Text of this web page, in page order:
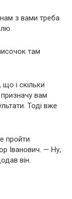
нам з вами треба
там
і скільки
вам
Тоді вже
пройти
Іванович. — Ну,
він.